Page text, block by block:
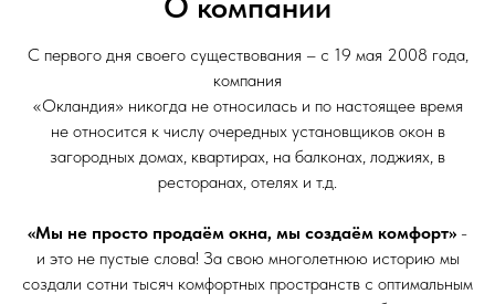
С первого дня своего существования – с 19 мая 2008 года,
компания
«Окландия» никогда не относилась и по настоящее время
не относится к числу очередных установщиков окон в
загородных домах, квартирах, на балконах, лоджиях, в
ресторанах, отелях и т.д.
«Мы не просто продаём окна, мы создаём комфорт» -
и это не пустые слова! За свою многолетнюю историю мы
создали сотни тысяч комфортных пространств с оптимальным